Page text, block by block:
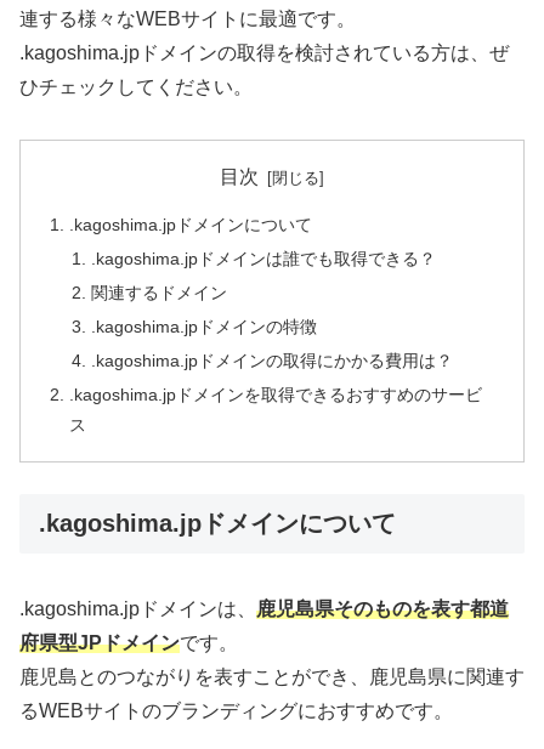
連する様々なWEBサイトに最適です。
.kagoshima.jpドメインの取得を検討されている方は、ぜ
ひチェックしてください。
目次
.kagoshima.jpドメインについて
.kagoshima.jpドメインは誰でも取得できる？
関連するドメイン
.kagoshima.jpドメインの特徴
.kagoshima.jpドメインの取得にかかる費用は？
.kagoshima.jpドメインを取得できるおすすめのサービ
ス
.kagoshima.jpドメインについて
.kagoshima.jpドメインは、 鹿児島県そのものを表す都道
府県型JPドメインです。
鹿児島とのつながりを表すことができ、鹿児島県に関連す
るWEBサイトのブランディングにおすすめです。